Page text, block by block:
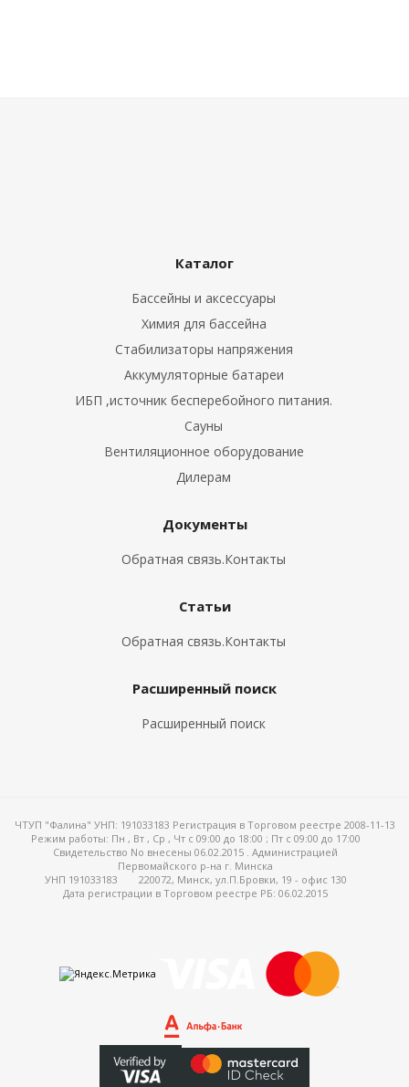
Каталог
Бассейны и аксессуары
Химия для бассейна
Стабилизаторы напряжения
Аккумуляторные батареи
ИБП ,источник бесперебойного питания.
Сауны
Вентиляционное оборудование
Дилерам
Документы
Обратная связь.Контакты
Статьи
Обратная связь.Контакты
Расширенный поиск
Расширенный поиск
ЧТУП "Фалина" УНП: 191033183 Регистрация в Торговом реестре 2008-11-13
Режим работы: Пн , Вт , Ср , Чт c 09:00 до 18:00 ; Пт c 09:00 до 17:00
Свидетельство No внесены 06.02.2015 . Администрацией
Первомайского р-на г. Минска
УНП 191033183
220072, Минск, ул.П.Бровки, 19 - офис 130
Дата регистрации в Торговом реестре РБ: 06.02.2015